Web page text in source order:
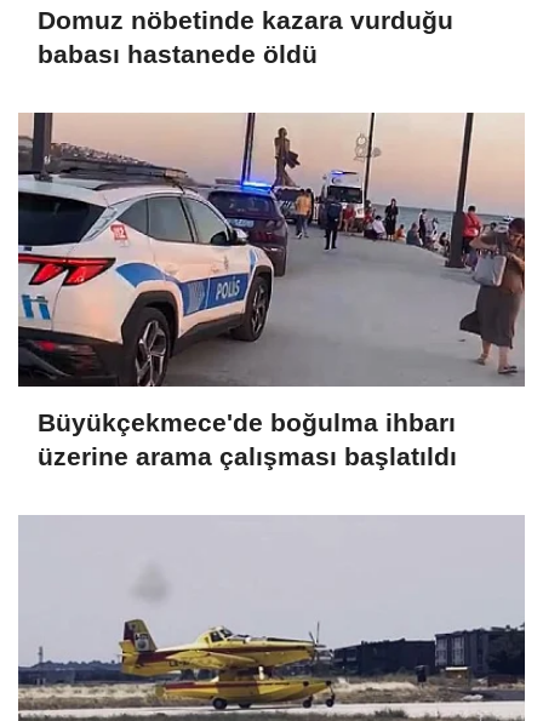
Domuz nöbetinde kazara vurduğu
babası hastanede öldü
Büyükçekmece'de boğulma ihbarı
üzerine arama çalışması başlatıldı